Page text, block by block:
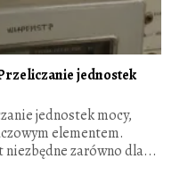
jednostek
jednostek mocy,
elementem.
zarówno dla...